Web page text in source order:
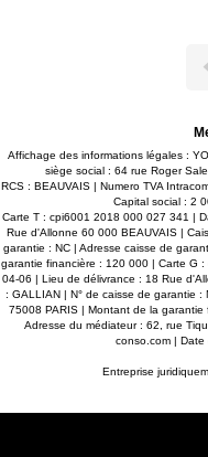
PAYSAGE ET
Affichage des informations légales :
siège social : 64 rue Roger
RCS : BEAUVAIS | Numero TVA
Capital social : 2
Carte T : cpi6001 2018 000 027 341 |
Rue d'Allonne 60 000 BEAUVAIS |
garantie : NC | Adresse caisse de
garantie financière : 120 000 | Carte G
04-06 | Lieu de délivrance : 18 Rue
: GALLIAN | N° de caisse de garantie
75008 PARIS | Montant de la garantie
Adresse du médiateur : 62, rue
conso.com| Date
Entreprise